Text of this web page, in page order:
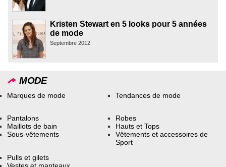
Kristen Stewart en 5 looks pour 5 années
de mode
Septembre 2012
MODE
Marques de mode Tendances de mode
Pantalons
Maillots de bain
Sous-vêtements
Robes
Hauts et Tops
Vêtements et accessoires de
Sport
Pulls et gilets